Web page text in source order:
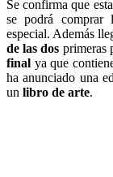
Se confirma que
se podrá comprar
especial. Además
de las dos primeras
final ya que
ha anunciado una
un libro de arte.